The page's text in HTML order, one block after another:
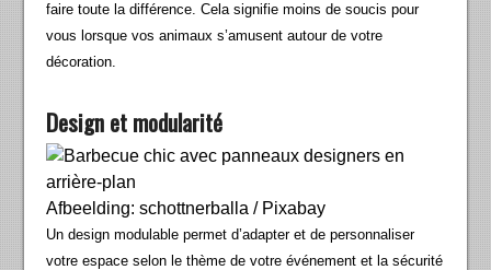
faire toute la différence. Cela signifie moins de soucis pour
vous lorsque vos animaux s’amusent autour de votre
décoration.
Design et modularité
Afbeelding: schottnerballa / Pixabay
Un design modulable permet d’adapter et de personnaliser
votre espace selon le thème de votre événement et la sécurité